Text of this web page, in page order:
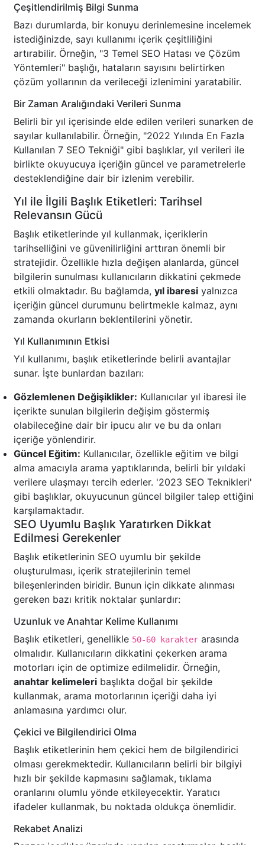
Çeşitlendirilmiş Bilgi Sunma
Bazı durumlarda, bir konuyu derinlemesine incelemek
istediğinizde, sayı kullanımı içerik çeşitliliğini
artırabilir. Örneğin, "3 Temel SEO Hatası ve Çözüm
Yöntemleri" başlığı, hataların sayısını belirtirken
çözüm yollarının da verileceği izlenimini yaratabilir.
Bir Zaman Aralığındaki Verileri Sunma
Belirli bir yıl içerisinde elde edilen verileri sunarken de
sayılar kullanılabilir. Örneğin, "2022 Yılında En Fazla
Kullanılan 7 SEO Tekniği" gibi başlıklar, yıl verileri ile
birlikte okuyucuya içeriğin güncel ve parametrelerle
desteklendiğine dair bir izlenim verebilir.
Yıl ile İlgili Başlık Etiketleri: Tarihsel
Relevansın Gücü
Başlık etiketlerinde yıl kullanmak, içeriklerin
tarihselliğini ve güvenilirliğini arttıran önemli bir
stratejidir. Özellikle hızla değişen alanlarda, güncel
bilgilerin sunulması kullanıcıların dikkatini çekmede
etkili olmaktadır. Bu bağlamda, yıl ibaresi yalnızca
içeriğin güncel durumunu belirtmekle kalmaz, aynı
zamanda okurların beklentilerini yönetir.
Yıl Kullanımının Etkisi
Yıl kullanımı, başlık etiketlerinde belirli avantajlar
sunar. İşte bunlardan bazıları:
Gözlemlenen Değişiklikler: Kullanıcılar yıl ibaresi ile
içerikte sunulan bilgilerin değişim göstermiş
olabileceğine dair bir ipucu alır ve bu da onları
içeriğe yönlendirir.
Güncel Eğitim: Kullanıcılar, özellikle eğitim ve bilgi
alma amacıyla arama yaptıklarında, belirli bir yıldaki
verilere ulaşmayı tercih ederler. '2023 SEO Teknikleri'
gibi başlıklar, okuyucunun güncel bilgiler talep ettiğini
karşılamaktadır.
SEO Uyumlu Başlık Yaratırken Dikkat
Edilmesi Gerekenler
Başlık etiketlerinin SEO uyumlu bir şekilde
oluşturulması, içerik stratejilerinin temel
bileşenlerinden biridir. Bunun için dikkate alınması
gereken bazı kritik noktalar şunlardır:
Uzunluk ve Anahtar Kelime Kullanımı
Başlık etiketleri, genellikle 50-60 karakter arasında
olmalıdır. Kullanıcıların dikkatini çekerken arama
motorları için de optimize edilmelidir. Örneğin,
anahtar kelimeleri başlıkta doğal bir şekilde
kullanmak, arama motorlarının içeriği daha iyi
anlamasına yardımcı olur.
Çekici ve Bilgilendirici Olma
Başlık etiketlerinin hem çekici hem de bilgilendirici
olması gerekmektedir. Kullanıcıların belirli bir bilgiyi
hızlı bir şekilde kapmasını sağlamak, tıklama
oranlarını olumlu yönde etkileyecektir. Yaratıcı
ifadeler kullanmak, bu noktada oldukça önemlidir.
Rekabet Analizi